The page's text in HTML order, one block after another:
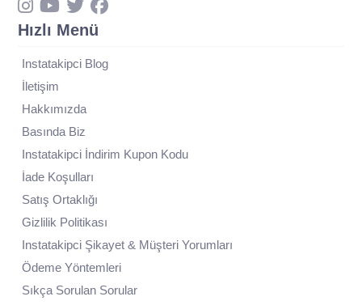
Hızlı Menü
Instatakipci Blog
İletişim
Hakkımızda
Basında Biz
Instatakipci İndirim Kupon Kodu
İade Koşulları
Satış Ortaklığı
Gizlilik Politikası
Instatakipci Şikayet & Müşteri Yorumları
Ödeme Yöntemleri
Sıkça Sorulan Sorular